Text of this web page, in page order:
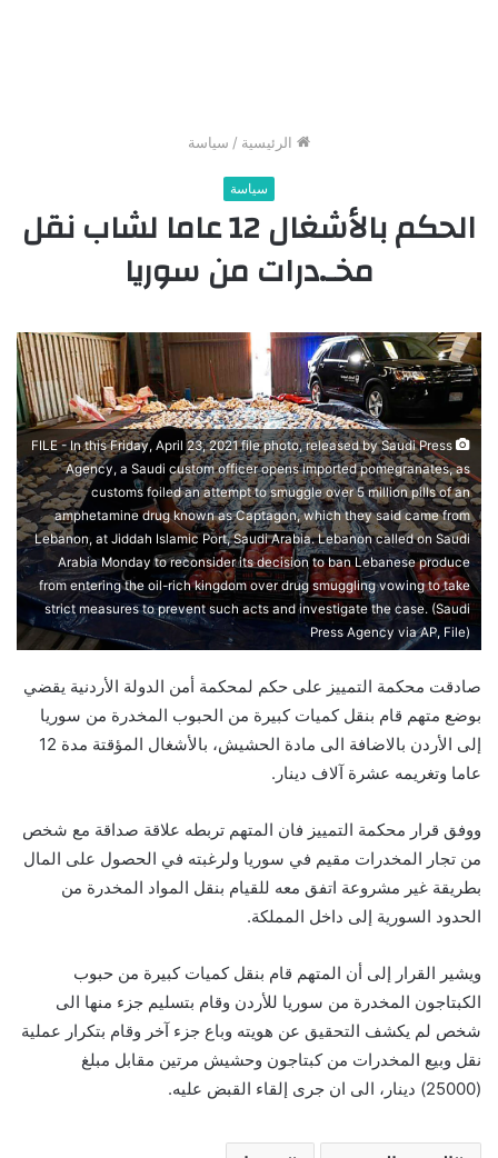
الرئيسية / سياسة
سياسة
الحكم بالأشغال 12 عاما لشاب نقل
مخـ.درات من سوريا
FILE - In this Friday, April 23, 2021 file photo, released by Saudi Press
Agency, a Saudi custom officer opens imported pomegranates, as
customs foiled an attempt to smuggle over 5 million pills of an
amphetamine drug known as Captagon, which they said came from
Lebanon, at Jiddah Islamic Port, Saudi Arabia. Lebanon called on Saudi
Arabia Monday to reconsider its decision to ban Lebanese produce
from entering the oil-rich kingdom over drug smuggling vowing to take
strict measures to prevent such acts and investigate the case. (Saudi
Press Agency via AP, File)
صادقت محكمة التمييز على حكم لمحكمة أمن الدولة الأردنية يقضي
بوضع متهم قام بنقل كميات كبيرة من الحبوب المخدرة من سوريا
إلى الأردن بالاضافة الى مادة الحشيش، بالأشغال المؤقتة مدة 12
عاما وتغريمه عشرة آلاف دينار.
ووفق قرار محكمة التمييز فان المتهم تربطه علاقة صداقة مع شخص
من تجار المخدرات مقيم في سوريا ولرغبته في الحصول على المال
بطريقة غير مشروعة اتفق معه للقيام بنقل المواد المخدرة من
الحدود السورية إلى داخل المملكة.
ويشير القرار إلى أن المتهم قام بنقل كميات كبيرة من حبوب
الكبتاجون المخدرة من سوريا للأردن وقام بتسليم جزء منها الى
شخص لم يكشف التحقيق عن هويته وباع جزء آخر وقام بتكرار عملية
نقل وبيع المخدرات من كبتاجون وحشيش مرتين مقابل مبلغ
(25000) دينار، الى ان جرى إلقاء القبض عليه.